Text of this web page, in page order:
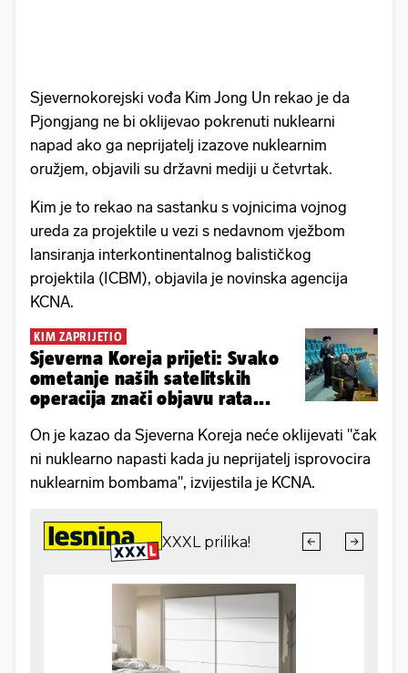
Sjevernokorejski vođa Kim Jong Un rekao je da
Pjongjang ne bi oklijevao pokrenuti nuklearni
napad ako ga neprijatelj izazove nuklearnim
oružjem, objavili su državni mediji u četvrtak.
Kim je to rekao na sastanku s vojnicima vojnog
ureda za projektile u vezi s nedavnom vježbom
lansiranja interkontinentalnog balističkog
projektila (ICBM), objavila je novinska agencija
KCNA.
KIM ZAPRIJETIO
Sjeverna Koreja prijeti: Svako
ometanje naših satelitskih
operacija znači objavu rata...
On je kazao da Sjeverna Koreja neće oklijevati "čak
ni nuklearno napasti kada ju neprijatelj isprovocira
nuklearnim bombama", izvijestila je KCNA.